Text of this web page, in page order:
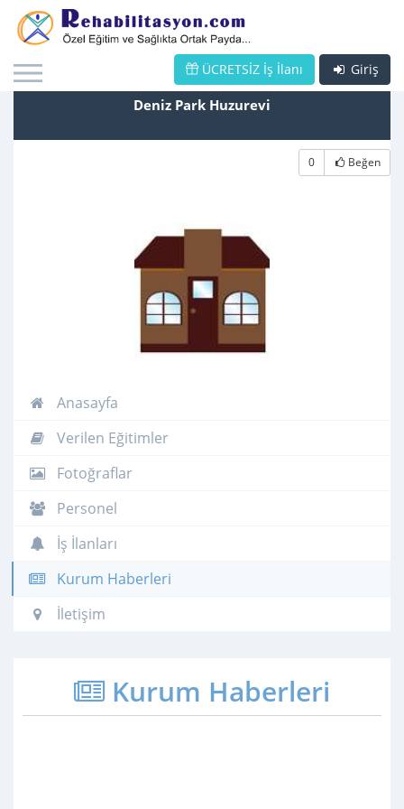
Giriş
ÜCRETSİZ İş İlanı
Deniz Park Huzurevi
0 Beğen
Anasayfa
Verilen Eğitimler
Fotoğraflar
Personel
İş İlanları
Kurum Haberleri
İletişim
Kurum Haberleri